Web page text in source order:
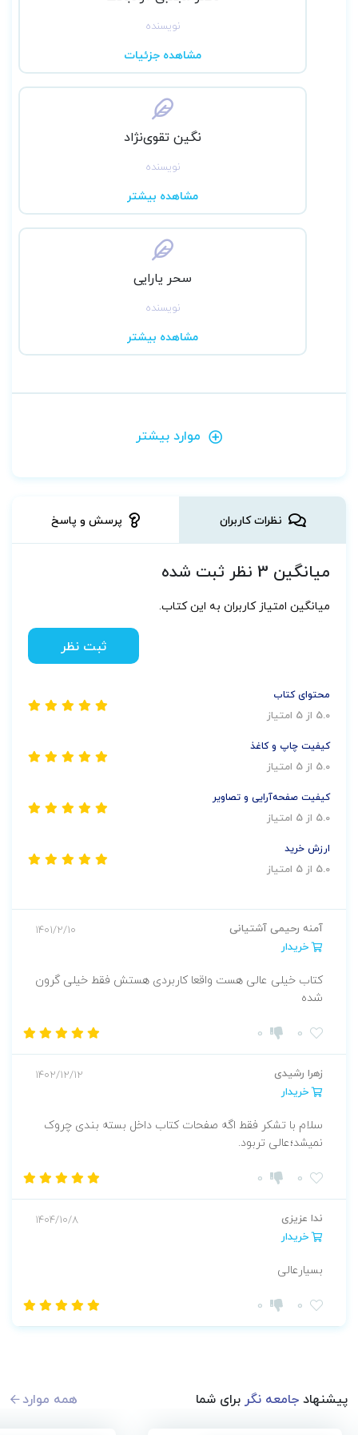
نویسنده
مشاهده جزئیات
نگین تقوی‌نژاد
نویسنده
مشاهده بیشتر
سحر یارایی
نویسنده
مشاهده بیشتر
موارد بیشتر
نظرات کاربران پرسش و پاسخ
میانگین 3 نظر ثبت شده
میانگین امتیاز کاربران به این کتاب.
ثبت نظر
محتوای کتاب
5.0 از 5 امتیاز
کیفیت چاپ و کاغذ
5.0 از 5 امتیاز
کیفیت صفحه‌آرایی و تصاویر
5.0 از 5 امتیاز
ارزش خرید
5.0 از 5 امتیاز
آمنه رحیمی آشتیانی
خریدار
1401/2/10
کتاب خیلی عالی هست واقعا کاربردی هستش فقط خیلی گرون
شده
0
0
زهرا رشیدی
خریدار
1402/12/12
سلام با تشکر فقط اگه صفحات کتاب داخل بسته بندی چروک
نمیشد؛عالی تربود.
0
0
ندا عزیزی
خریدار
1404/10/8
بسیارعالی
0
0
پیشنهادجامعه نگر برای شما همه موارد